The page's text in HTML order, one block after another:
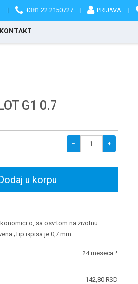
| +381 22 2150727 | PRIJAVA |
KONTAKT
G1 0.7
− +
u korpu
sa osvrtom na životnu
;Tip ispisa je 0,7 mm.
24 meseca *
142,80 RSD